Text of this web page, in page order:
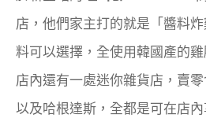
店，他們家主打的就是「醬料
料可以選擇，全使用韓國產的
店內還有一處迷你雜貨店，賣
以及哈根達斯，全都是可在店